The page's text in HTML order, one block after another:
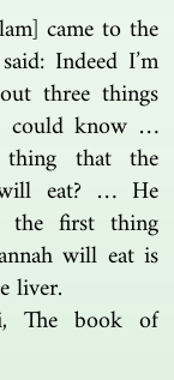
came to the
Indeed I’m
three things
could know …
that the
eat? … He
the first thing
will eat is
liver.
The book of